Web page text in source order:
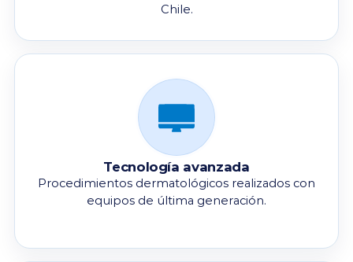
Chile.
Tecnología avanzada
Procedimientos dermatológicos realizados con
equipos de última generación.